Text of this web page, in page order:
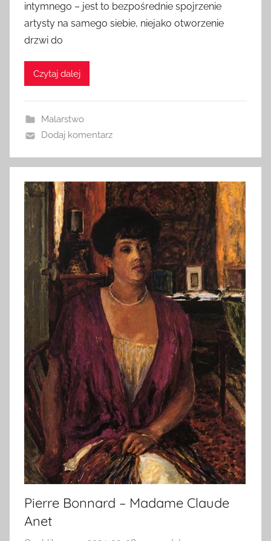
intymnego – jest to bezpośrednie spojrzenie
artysty na samego siebie, niejako otworzenie
drzwi do
Czytaj dalej
Malarstwo
Dodaj komentarz
Pierre Bonnard – Madame Claude
Anet